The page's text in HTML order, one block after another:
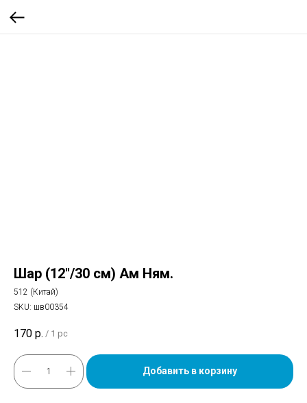
Шар (12''/30 см) Ам Ням.
512 (Китай)
SKU: шв00354
170 р. / 1 pc
Добавить в корзину